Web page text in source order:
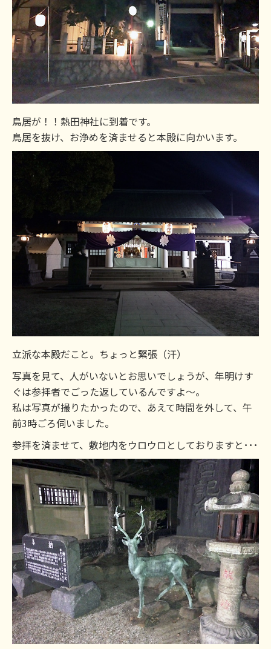
鳥居が！！熱田神社に到着です。
鳥居を抜け、お浄めを済ませると本殿に向かいます。
立派な本殿だこと。ちょっと緊張（汗）
写真を見て、人がいないとお思いでしょうが、年明けす
ぐは参拝者でごった返しているんですよ～。
私は写真が撮りたかったので、あえて時間を外して、午
前3時ごろ伺いました。
参拝を済ませて、敷地内をウロウロとしておりますと･･･